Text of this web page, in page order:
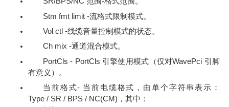
Stm fmt limit -流格式限制模式。
Vol ctl -线缆音量控制模式的状态。
Ch mix -通道混合模式。
PortCls - PortCls 引擎使用模式（仅对WavePci 引脚
有意义）。
当前格式- 当前电缆格式，由单个字符串表示：
Type / SR / BPS / NC(CM)，其中：